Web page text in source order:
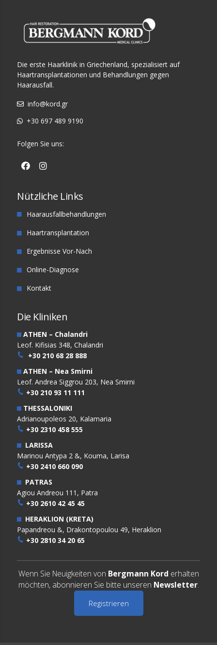
Die erste Haarklinik in Griechenland, spezialisiert auf
Haartransplantationen und Behandlungen gegen
Haarausfall.
info@kord.gr
+30 697 489 9190
Folgen Sie uns:
Nützliche Links
Haarausfallbehandlungen
Haartransplantation
Ergebnisse Vor-Nach
Online-Diagnose
Kontakt
Die Kliniken
ATHEN – Chalandri
Leof. Kifisias 348, Chalandri
+30 210 68 28 888
ATHEN – Nea Smirni
Leof. Andrea Siggrou 203, Nea Smirni
+30 210 93 11 111
THESSALONIKI
Adrianoupoleos 20, Kalamaria
+30 2310 458 555
LARISSA
Marinou Antypa 2 &, Kouma, Larisa
+30 2410 660 090
PATRAS
Agiou Andreou 111, Patra
+30 2610 42 45 45
HERAKLION (KRETA)
Papandreou &, Drakontopoulou 49, Heraklion
+30 2810 34 20 65
Wenn Sie Neuigkeiten von Bergmann Kord erhalten
möchten, abonnieren Sie bitte unseren Newsletter.
Registrieren